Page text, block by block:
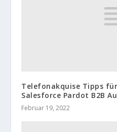
Telefonakquise Tipps
Salesforce Pardot B2B
Februar 19, 2022